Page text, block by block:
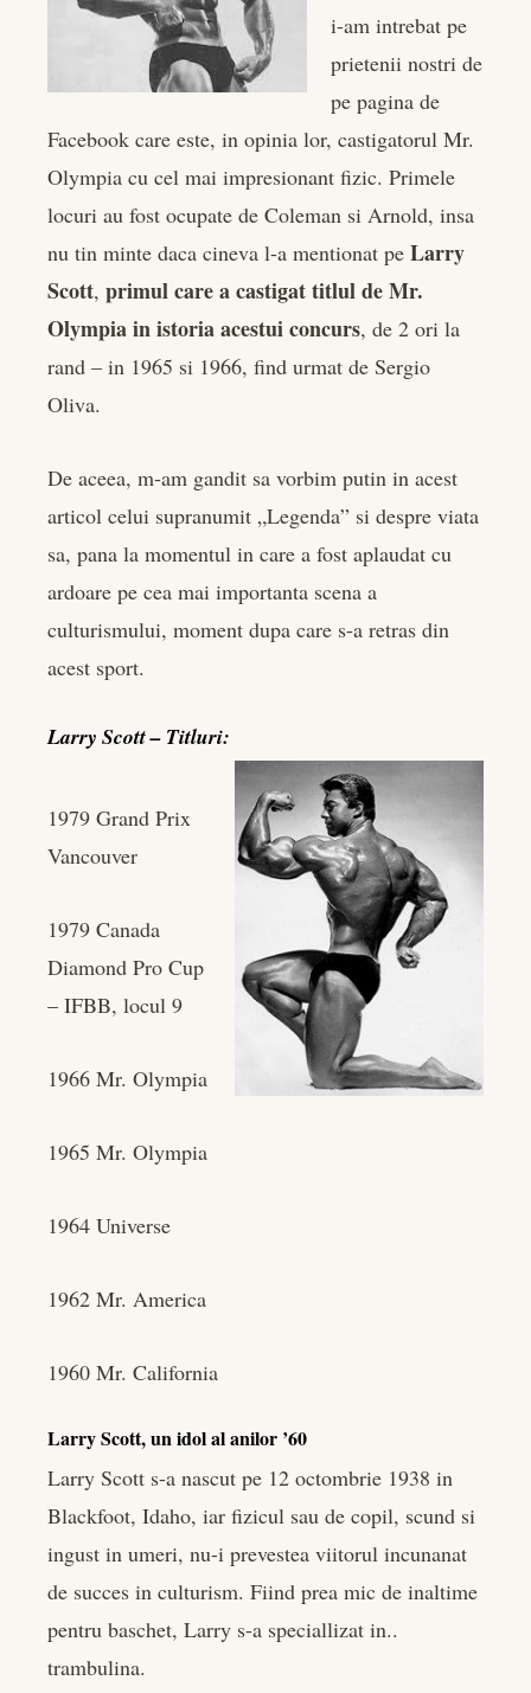
i-am intrebat pe
prietenii nostri de
pe pagina de
Facebook care este, in opinia lor, castigatorul Mr.
Olympia cu cel mai impresionant fizic. Primele
locuri au fost ocupate de Coleman si Arnold, insa
nu tin minte daca cineva l-a mentionat pe Larry
Scott, primul care a castigat titlul de Mr.
Olympia in istoria acestui concurs, de 2 ori la
rand – in 1965 si 1966, find urmat de Sergio
Oliva.
De aceea, m-am gandit sa vorbim putin in acest
articol celui supranumit „Legenda” si despre viata
sa, pana la momentul in care a fost aplaudat cu
ardoare pe cea mai importanta scena a
culturismului, moment dupa care s-a retras din
acest sport.
Larry Scott – Titluri:
1979 Grand Prix
Vancouver
1979 Canada
Diamond Pro Cup
– IFBB, locul 9
1966 Mr. Olympia
1965 Mr. Olympia
1964 Universe
1962 Mr. America
1960 Mr. California
Larry Scott, un idol al anilor ’60
Larry Scott s-a nascut pe 12 octombrie 1938 in
Blackfoot, Idaho, iar fizicul sau de copil, scund si
ingust in umeri, nu-i prevestea viitorul incunanat
de succes in culturism. Fiind prea mic de inaltime
pentru baschet, Larry s-a speciallizat in..
trambulina.